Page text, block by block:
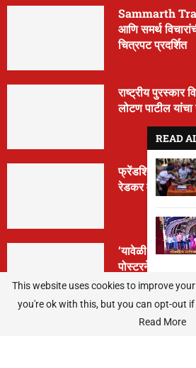
Sammarth
आणि समर्थ
चित्रपट प्रदर्शित
राष्ट्रीय पुरस्कार
लोटण पाटील यांचा
फ्रेंडशिप डे निमित्त
रेडकर वानखेडे पुन्हा
‘यावेळी तिसराच
पोस्टरने वाढवला
READ
This website uses cookies to improve
you're ok with this, but you can opt-out
Read More